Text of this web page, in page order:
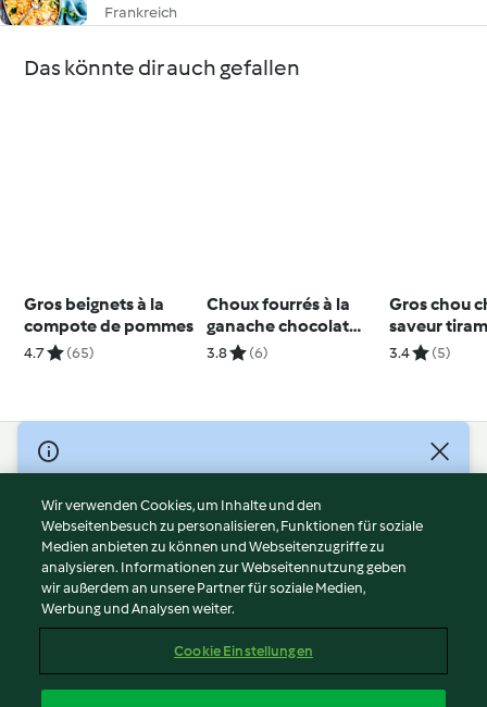
Frankreich
Das könnte dir auch gefallen
Gros beignets à la
compote de pommes
4.7 (65)
Choux fourrés à la
ganache chocolat
blanc et framboises
3.8 (6)
Gros chou
saveur
3.4 (5)
© Copyright 2026
Nutzungsbedingungen
Datenschutzrichtlinien
Disclaimer
Impressum
Cookies
Abo kündigen
Wir verwenden Cookies, um Inhalte und den
Webseitenbesuch zu personalisieren, Funktionen für soziale
Medien anbieten zu können und Webseitenzugriffe zu
analysieren. Informationen zur Webseitennutzung geben
wir außerdem an unsere Partner für soziale Medien,
Werbung und Analysen weiter.
Cookie Einstellungen